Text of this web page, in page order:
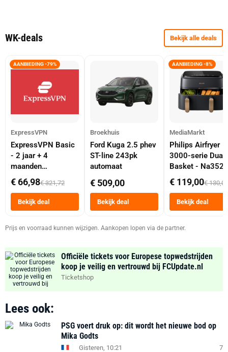
WK-deals Bekijk alle deals
AANBIEDING -79%
ExpressVPN
ExpressVPN Basic
- 2 jaar + 4
maanden
abonnement
€ 66,98€ 321,72
Bekijk deal
Broekhuis
Ford Kuga 2.5 phev
ST-line 243pk
automaat
€ 509,00
Bekijk deal
AANBIEDING -8%
MediaMarkt
Philips Airfryer
3000-serie Dual
Basket -
Dubbele Mand 9
Tot 6 Personen
Heteluchtfriteuse
Zwart
€ 119,00€ 130,00
Bekijk deal
Prijs en voorraad kunnen wijzigen. Aankopen lopen via de partner.
Officiële tickets voor Europese topwedstrijden
koop je veilig en vertrouwd bij FCUpdate.nl
Ticketshop
Lees ook:
PSG voert druk op: dit wordt het nieuwe bod op
Mika Godts
Gisteren, 10:21 7